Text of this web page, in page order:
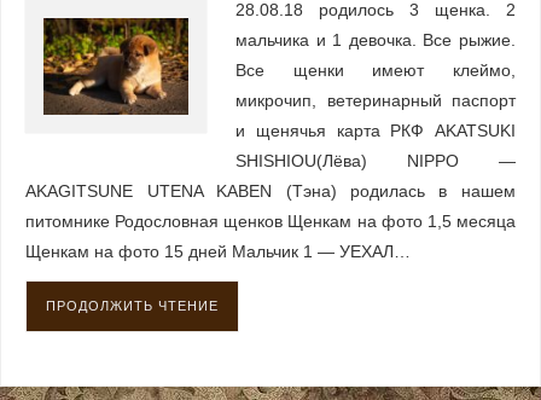
28.08.18 родилось 3 щенка. 2
мальчика и 1 девочка. Все рыжие.
Все щенки имеют клеймо,
микрочип, ветеринарный паспорт
и щенячья карта РКФ AKATSUKI
SHISHIOU(Лёва) NIPPO —
AKAGITSUNE UTENA KABEN (Тэна) родилась в нашем
питомнике Родословная щенков Щенкам на фото 1,5 месяца
Щенкам на фото 15 дней Мальчик 1 — УЕХАЛ…
ПРОДОЛЖИТЬ ЧТЕНИЕ